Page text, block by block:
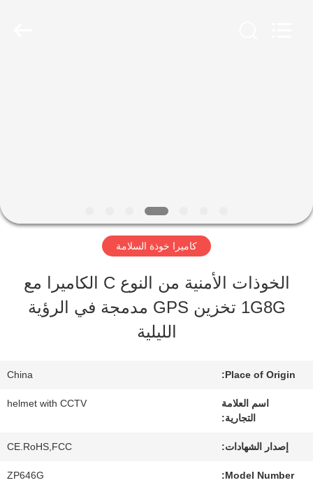
برنامج
حولنا
المصنع
مراقبة
كاميرا خوذة السلامة
الخوذات الأمنية من النوع C الكاميرا مع
1G8G تخزين GPS مدمجة في الرؤية
الليلية
Place of Origin:
China
اسم العلامة
التجارية:
helmet with CCTV
إصدار الشهادات: CE.RoHS,FCC
Model Number:
ZP646G